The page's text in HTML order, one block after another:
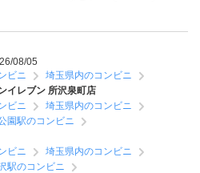
08/05
ビニ
埼玉県内のコンビニ
イレブン 所沢泉町店
ビニ
埼玉県内のコンビニ
園駅のコンビニ
ビニ
埼玉県内のコンビニ
駅のコンビニ